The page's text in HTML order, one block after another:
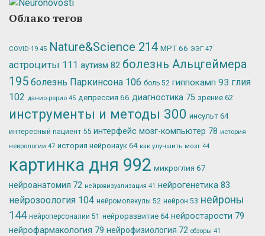
Облако тегов
COVID-19 45 Nature&Science 214 МРТ66 ЭЭГ 47
астроциты 111 аутизм 82 болезнь Альцгеймера
195 болезнь Паркинсона 106 боль 52 гиппокамп 93 глия
102 данио-рерио 45 депрессия 66 диагностика 75 зрение 62
инструменты и методы 300 инсульт 64
интересный пациент 55 интерфейс мозг-компьютер 78 история
неврологии 47 история нейронаук 64 как улучшить мозг 44
картинка дня 992 микроглия 67
нейроанатомия 72 нейровизуализация 41 нейрогенетика 83
нейрозоология 104 нейромолекулы 52 нейрон 53 нейроны
144 нейроперсоналии 51 нейроразвитие 64 нейростарости 79
нейрофармакология 79 нейрофизиология 72 обзоры 41